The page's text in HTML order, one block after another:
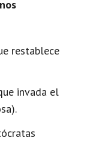
restablece
invada el